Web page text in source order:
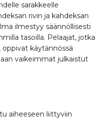
sarakkeelle
rivin ja kahdeksan
ilmestyy säännöllisesti
tasoilla. Pelaajat, jotka
käytännössä
vaikeimmat julkaistut
aiheeseen liittyviin